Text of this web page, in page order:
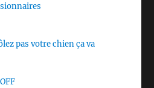
pas votre chien ça va